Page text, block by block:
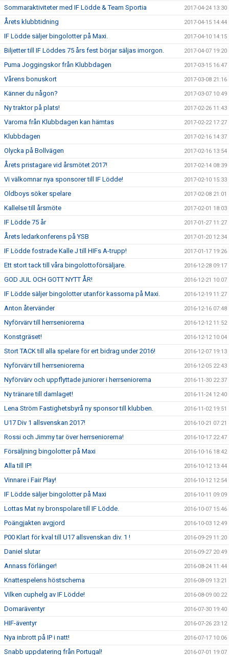
Sommaraktiviteter med IF Lödde & Team Sportia 2017-04-24 13:30
Årets klubbtidning 2017-04-15 14:44
IF Lödde säljer bingolotter på Maxi. 2017-04-10 14:15
Biljetter till IF Löddes 75 års fest börjar säljas imorgon. 2017-04-07 19:20
Puma Joggingskor från Klubbdagen 2017-03-15 16:47
Vårens bonuskort 2017-03-08 21:16
Känner du någon? 2017-03-07 10:49
Ny traktor på plats! 2017-02-26 11:43
Varorna från Klubbdagen kan hämtas 2017-02-22 17:27
Klubbdagen 2017-02-16 14:37
Olycka på Bollvägen 2017-02-16 13:54
Årets pristagare vid årsmötet 2017! 2017-02-14 08:39
Vi välkomnar nya sponsorer till IF Lödde! 2017-02-10 15:33
Oldboys söker spelare 2017-02-08 21:01
Kallelse till årsmöte 2017-02-01 18:03
IF Lödde 75 år 2017-01-27 11:27
Årets ledarkonferens på YSB 2017-01-20 12:34
IF Lödde fostrade Kalle J till HIFs A-trupp! 2017-01-17 19:26
Ett stort tack till våra bingolottoförsäljare. 2016-12-28 09:17
GOD JUL OCH GOTT NYTT ÅR! 2016-12-21 10:07
IF Lödde säljer bingolotter utanför kassorna på Maxi. 2016-12-19 11:27
Anton återvänder 2016-12-16 07:48
Nyförvärv till herrseniorerna 2016-12-12 11:52
Konstgräset! 2016-12-12 10:04
Stort TACK till alla spelare för ert bidrag under 2016! 2016-12-07 19:13
Nyförvärv till herrseniorerna 2016-12-05 22:43
Nyförvärv och uppflyttade juniorer i herrseniorerna 2016-11-30 22:37
Ny tränare till damlaget! 2016-11-24 12:40
Lena Ström Fastighetsbyrå ny sponsor till klubben. 2016-11-02 19:51
U17 Div 1 allsvenskan 2017! 2016-10-21 07:21
Rossi och Jimmy tar över herrseniorerna! 2016-10-17 22:47
Försäljning bingolotter på Maxi 2016-10-16 18:42
Alla till IP! 2016-10-12 13:44
Vinnare i Fair Play! 2016-10-12 12:54
IF Lödde säljer bingolotter på Maxi 2016-10-11 09:09
Lottas Mat ny bronspolare till IF Lödde. 2016-10-07 15:46
Poängjakten avgjord 2016-10-03 12:49
P00 Klart för kval till U17 allsvenskan div. 1 ! 2016-09-29 11:20
Daniel slutar 2016-09-27 20:49
Annass förlänger! 2016-08-24 11:44
Knattespelens höstschema 2016-08-09 13:21
Vilken cuphelg av IF Lödde! 2016-08-09 00:22
Domaräventyr 2016-07-30 19:40
HIF-äventyr 2016-07-26 23:12
Nya inbrott på IP i natt! 2016-07-17 10:06
Snabb uppdatering från Portugal! 2016-07-01 19:07